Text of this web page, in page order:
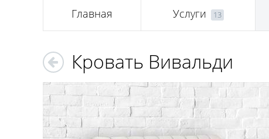
Главная Услуги 13
Кровать Вивальди